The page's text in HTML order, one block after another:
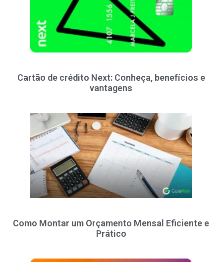
Cartão de crédito Next: Conheça, benefícios e
vantagens
Como Montar um Orçamento Mensal Eficiente e
Prático